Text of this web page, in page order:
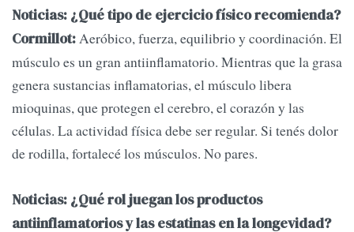
Noticias: ¿Qué tipo de ejercicio físico recomienda?
Cormillot:Aeróbico, fuerza, equilibrio y coordinación. El
músculo es un gran antiinflamatorio. Mientras que la grasa
genera sustancias inflamatorias, el músculo libera
mioquinas, que protegen el cerebro, el corazón y las
células. La actividad física debe ser regular. Si tenés dolor
de rodilla, fortalecé los músculos. No pares.
Noticias: ¿Qué rol juegan los productos
antiinflamatorios y las estatinas en la longevidad?